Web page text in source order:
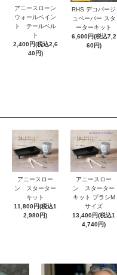
アニースローン
ウォールペイン
ト テールベル
ト
2,400円(税込2,6
40円)
RHS デコパージ
ュペーパー スタ
ーターキット
6,600円(税込7,2
60円)
アニースロー
ン スターター
キット
11,800円(税込1
2,980円)
アニースロー
ン スターター
キット ブラシM
サイズ
13,400円(税込1
4,740円)